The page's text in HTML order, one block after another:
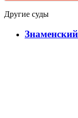
Другие суды